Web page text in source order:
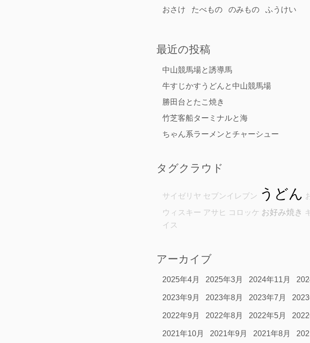
おさけ たべもの のみもの ふうけい
最近の投稿
中山競馬場と誘導馬
牛すじかすうどんと中山競馬場
勝田台とたこ焼き
竹芝客船ターミナルと海
ちゃん系ラーメンとチャーシュー
タグクラウド
サイゼリヤ セブンイレブン うどん
ウィスキー アサヒ コロッケ お好み焼き
イス
アーカイブ
2025年4月 2025年3月 2024年11月
2023年9月 2023年8月 2023年7月
2022年9月 2022年8月 2022年5月
2021年10月 2021年9月 2021年8月